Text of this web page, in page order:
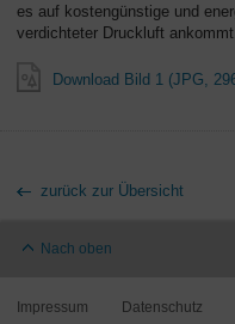
es auf kostengünstige und
verdichteter Druckluft
Download Bild 1 (JPG,
zurück zur Übersicht
Nach oben
Impressum Datenschutz